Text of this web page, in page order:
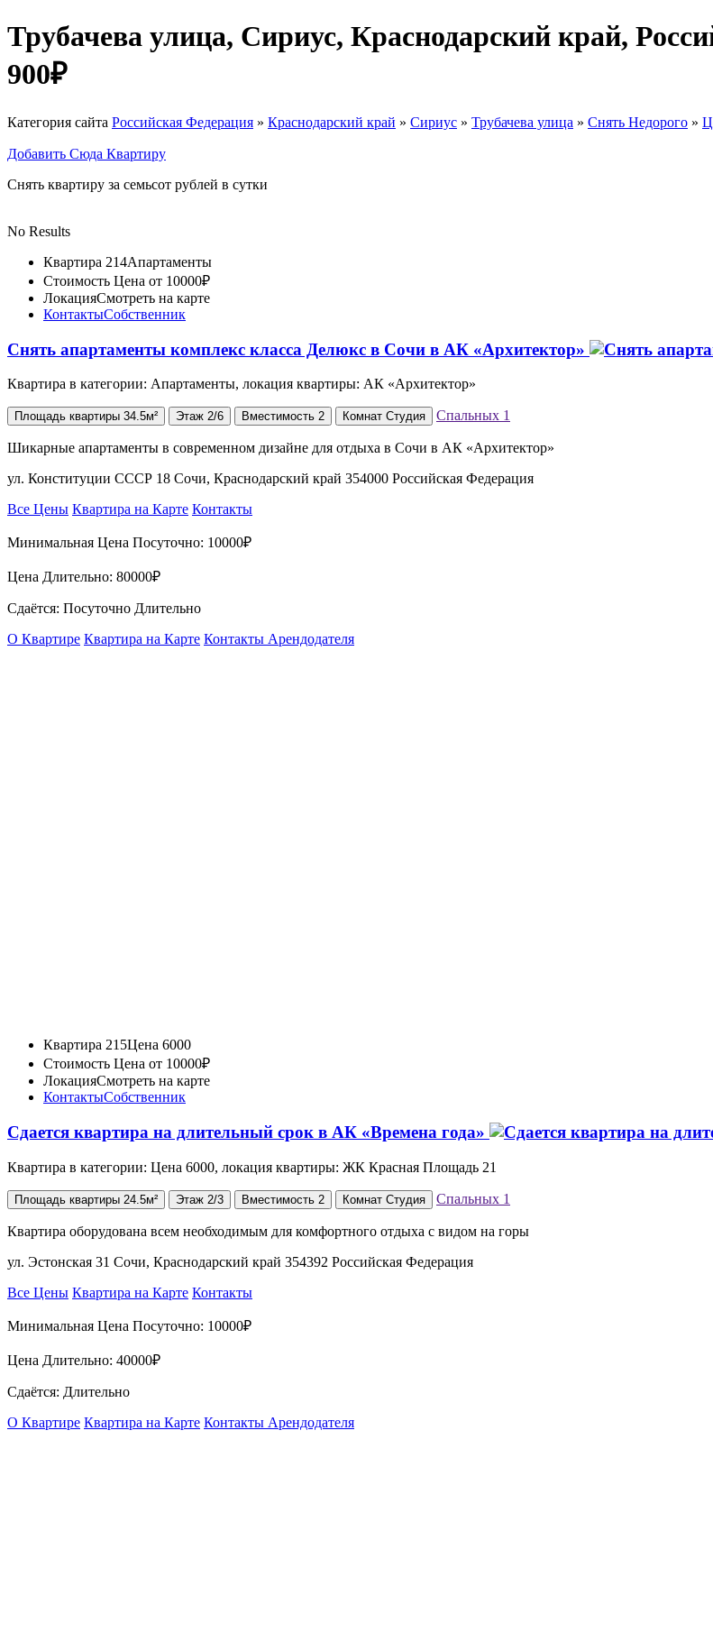
Трубачева улица, Сириус, Краснодарский край,
900₽
Категория сайта Российская Федерация » Краснодарский край » Сириус » Трубачева улица » Снять Недорого »
Добавить Сюда Квартиру
Снять квартиру за семьсот рублей в сутки
No Results
Квартира 214Апартаменты
Стоимость Цена от 10000₽
ЛокацияСмотреть на карте
КонтактыСобственник
Снять апартаменты комплекс класса Делюкс в Сочи в АК «Архитектор»
Квартира в категории: Апартаменты, локация квартиры: АК «Архитектор»
Площадь квартиры 34.5м² Этаж 2/6 Вместимость 2 Комнат Студия Спальных 1
Шикарные апартаменты в современном дизайне для отдыха в Сочи в АК «Архитектор»
ул. Конституции СССР 18 Сочи, Краснодарский край 354000 Российская Федерация
Все Цены Квартира на Карте Контакты
Минимальная Цена Посуточно: 10000₽
Цена Длительно: 80000₽
Сдаётся: Посуточно Длительно
О Квартире Квартира на Карте Контакты Арендодателя
Квартира 215Цена 6000
Стоимость Цена от 10000₽
ЛокацияСмотреть на карте
КонтактыСобственник
Сдается квартира на длительный срок в АК «Времена года»
Квартира в категории: Цена 6000, локация квартиры: ЖК Красная Площадь 21
Площадь квартиры 24.5м² Этаж 2/3 Вместимость 2 Комнат Студия Спальных 1
Квартира оборудована всем необходимым для комфортного отдыха с видом на горы
ул. Эстонская 31 Сочи, Краснодарский край 354392 Российская Федерация
Все Цены Квартира на Карте Контакты
Минимальная Цена Посуточно: 10000₽
Цена Длительно: 40000₽
Сдаётся: Длительно
О Квартире Квартира на Карте Контакты Арендодателя